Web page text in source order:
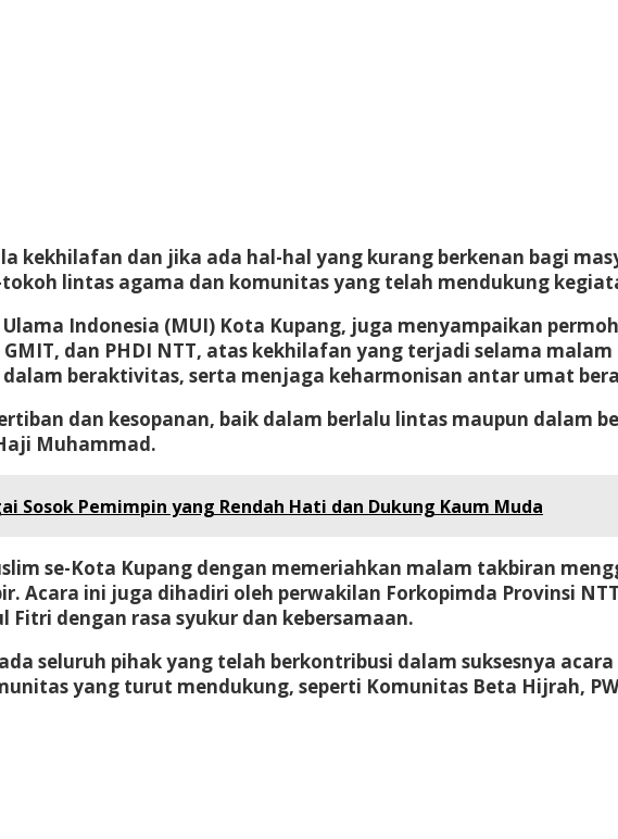
kekhilafan dan jika ada hal-hal yang kurang berkenan bagi
lintas agama dan komunitas yang telah mendukung
Indonesia (MUI) Kota Kupang, juga menyampaikan
dan PHDI NTT, atas kekhilafan yang terjadi selama
beraktivitas, serta menjaga keharmonisan antar umat
dan kesopanan, baik dalam berlalu lintas maupun dalam
Muhammad.
Sosok Pemimpin yang Rendah Hati dan Dukung Kaum Muda
se-Kota Kupang dengan memeriahkan malam takbiran
Acara ini juga dihadiri oleh perwakilan Forkopimda Provinsi
dengan rasa syukur dan kebersamaan.
seluruh pihak yang telah berkontribusi dalam suksesnya
yang turut mendukung, seperti Komunitas Beta Hijrah,